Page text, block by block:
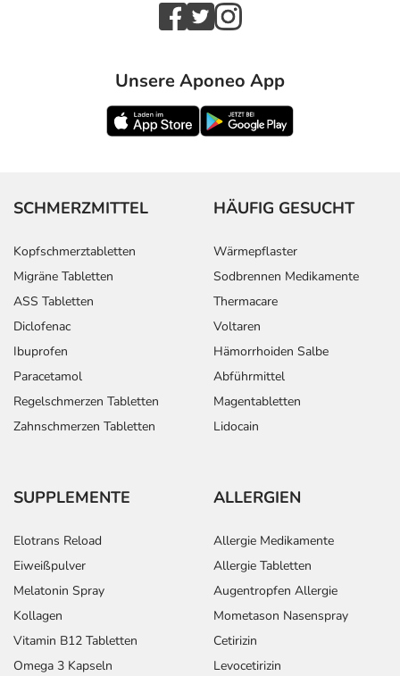
Unsere Aponeo App
SCHMERZMITTEL
Kopfschmerztabletten
Migräne Tabletten
ASS Tabletten
Diclofenac
Ibuprofen
Paracetamol
Regelschmerzen Tabletten
Zahnschmerzen Tabletten
HÄUFIG GESUCHT
Wärmepflaster
Sodbrennen Medikamente
Thermacare
Voltaren
Hämorrhoiden Salbe
Abführmittel
Magentabletten
Lidocain
SUPPLEMENTE
Elotrans Reload
Eiweißpulver
Melatonin Spray
Kollagen
Vitamin B12 Tabletten
Omega 3 Kapseln
ALLERGIEN
Allergie Medikamente
Allergie Tabletten
Augentropfen Allergie
Mometason Nasenspray
Cetirizin
Levocetirizin